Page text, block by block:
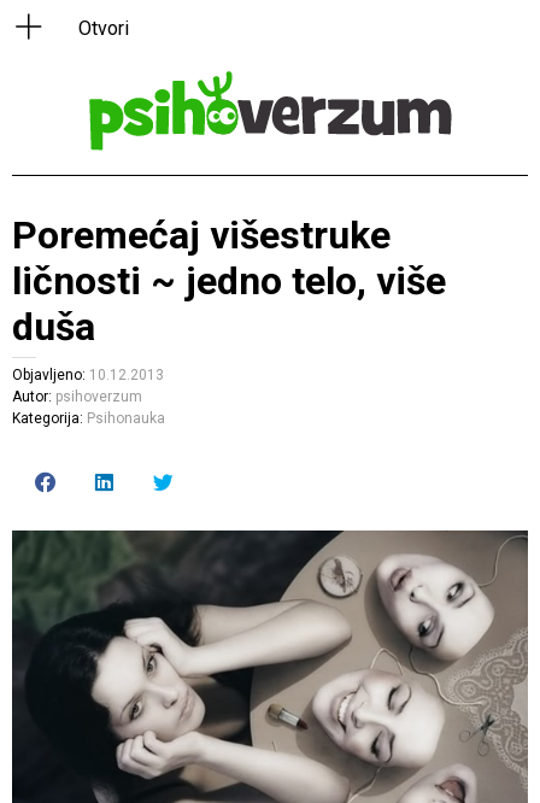
Poremećaj višestruke
ličnosti ~ jedno telo, više
duša
Objavljeno: 10.12.2013
Autor: psihoverzum
Kategorija: Psihonauka
share
Facebook
window)
LinkedIn
(Opens
in
new
window)
Twitter
window)